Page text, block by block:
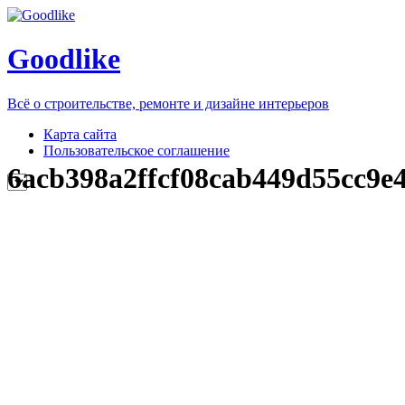
Goodlike
Всё о строительстве, ремонте и дизайне интерьеров
Карта сайта
Пользовательское соглашение